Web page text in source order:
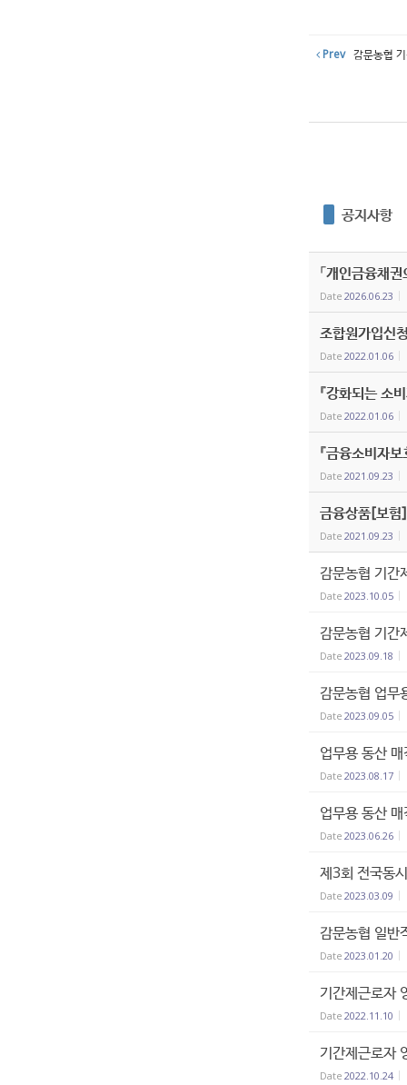
Prev 감문농협
공지사항
「개인금융채
Date 2026.06.23
조합원가입신
Date 2022.01.06
『강화되는 소
Date 2022.01.06
『금융소비자
Date 2021.09.23
금융상품[보험
Date 2021.09.23
감문농협 기간
Date 2023.10.05
감문농협 기간
Date 2023.09.18
감문농협 업무
Date 2023.09.05
업무용 동산
Date 2023.08.17
업무용 동산
Date 2023.06.26
제3회 전국동
Date 2023.03.09
감문농협 일반
Date 2023.01.20
기간제근로자
Date 2022.11.10
기간제근로자
Date 2022.10.24